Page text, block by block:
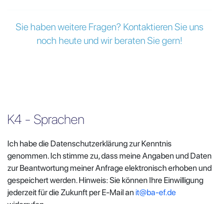
Sie haben weitere Fragen? Kontaktieren Sie uns
noch heute und wir beraten Sie gern!
K4 - Sprachen
Ich habe die Datenschutzerklärung zur Kenntnis
genommen. Ich stimme zu, dass meine Angaben und Daten
zur Beantwortung meiner Anfrage elektronisch erhoben und
gespeichert werden. Hinweis: Sie können Ihre Einwilligung
jederzeit für die Zukunft per E-Mail an it@ba-ef.de